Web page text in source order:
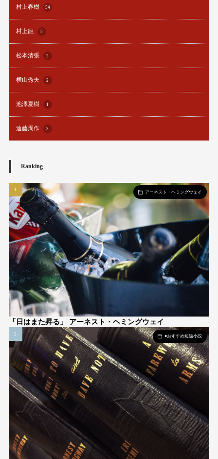
村上春樹 54
村上龍 2
松本清張 2
横山秀夫 2
池澤夏樹 1
遠藤周作 3
Ranking
アーネスト・ヘミングウェイ
「日はまた昇る」 アーネスト・ヘミングウェイ
●おすすめ短編小説